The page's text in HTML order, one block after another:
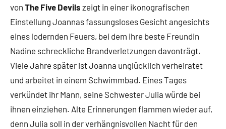
von The Five Devils zeigt in einer ikonografischen
Einstellung Joannas fassungsloses Gesicht angesichts
eines lodernden Feuers, bei dem ihre beste Freundin
Nadine schreckliche Brandverletzungen davonträgt.
Viele Jahre später ist Joanna unglücklich verheiratet
und arbeitet in einem Schwimmbad. Eines Tages
verkündet ihr Mann, seine Schwester Julia würde bei
ihnen einziehen. Alte Erinnerungen flammen wieder auf,
denn Julia soll in der verhängnisvollen Nacht für den